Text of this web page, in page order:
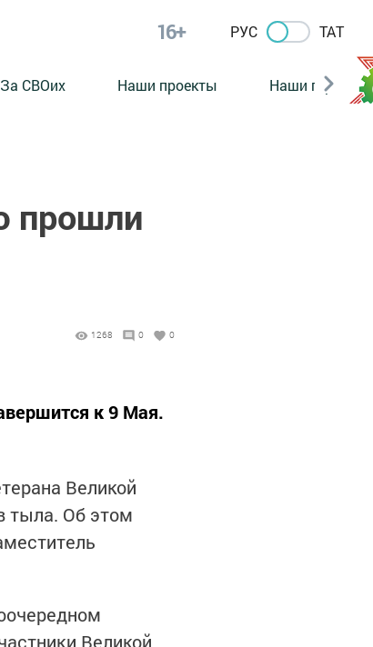
16+ РУС ТАТ
За СВОих Наши проекты Наши герои
прошли
1268 0 0
к 9 Мая.
Великой
тыла. Об этом
Великой